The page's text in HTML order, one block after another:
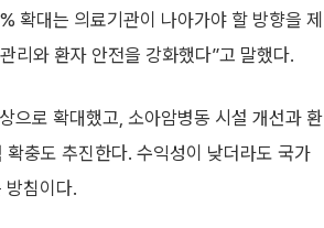
확대는 의료기관이 나아가야 할 방향을 제
리와 환자 안전을 강화했다”고 말했다.
으로 확대했고, 소아암병동 시설 개선과 환
충도 추진한다. 수익성이 낮더라도 국가
방침이다.